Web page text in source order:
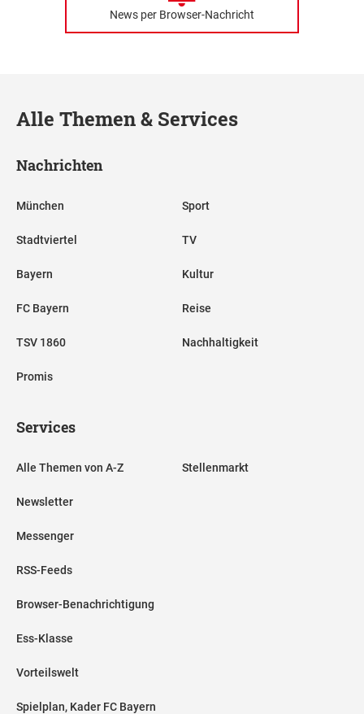
News per Browser-Nachricht
Alle Themen & Services
Nachrichten
München
Stadtviertel
Bayern
FC Bayern
TSV 1860
Promis
Sport
TV
Kultur
Reise
Nachhaltigkeit
Services
Alle Themen von A-Z
Newsletter
Messenger
RSS-Feeds
Browser-Benachrichtigung
Ess-Klasse
Vorteilswelt
Spielplan, Kader FC Bayern
Stellenmarkt